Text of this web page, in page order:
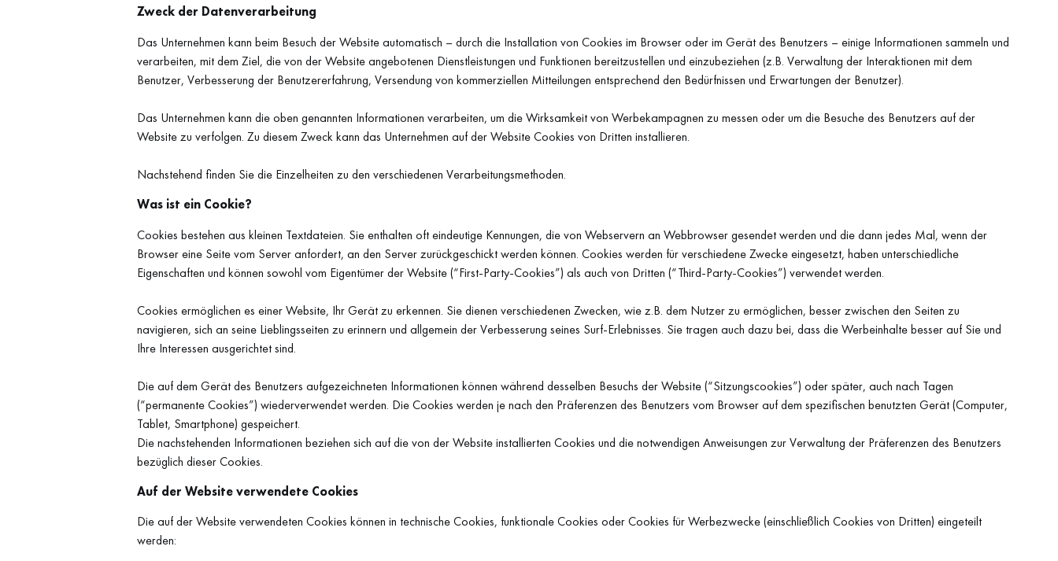
Zweck der Datenverarbeitung
Das Unternehmen kann beim Besuch der Website automatisch – durch die Installation von Cookies im Browser oder im Gerät des Benutzers – einige Informationen sammeln und
verarbeiten, mit dem Ziel, die von der Website angebotenen Dienstleistungen und Funktionen bereitzustellen und einzubeziehen (z.B. Verwaltung der Interaktionen mit dem
Benutzer, Verbesserung der Benutzererfahrung, Versendung von kommerziellen Mitteilungen entsprechend den Bedürfnissen und Erwartungen der Benutzer).
Das Unternehmen kann die oben genannten Informationen verarbeiten, um die Wirksamkeit von Werbekampagnen zu messen oder um die Besuche des Benutzers auf der
Website zu verfolgen. Zu diesem Zweck kann das Unternehmen auf der Website Cookies von Dritten installieren.
Nachstehend finden Sie die Einzelheiten zu den verschiedenen Verarbeitungsmethoden.
Was ist ein Cookie?
Cookies bestehen aus kleinen Textdateien. Sie enthalten oft eindeutige Kennungen, die von Webservern an Webbrowser gesendet werden und die dann jedes Mal, wenn der
Browser eine Seite vom Server anfordert, an den Server zurückgeschickt werden können. Cookies werden für verschiedene Zwecke eingesetzt, haben unterschiedliche
Eigenschaften und können sowohl vom Eigentümer der Website (“First-Party-Cookies”) als auch von Dritten (“Third-Party-Cookies”) verwendet werden.
Cookies ermöglichen es einer Website, Ihr Gerät zu erkennen. Sie dienen verschiedenen Zwecken, wie z.B. dem Nutzer zu ermöglichen, besser zwischen den Seiten zu
navigieren, sich an seine Lieblingsseiten zu erinnern und allgemein der Verbesserung seines Surf-Erlebnisses. Sie tragen auch dazu bei, dass die Werbeinhalte besser auf Sie und
Ihre Interessen ausgerichtet sind.
Die auf dem Gerät des Benutzers aufgezeichneten Informationen können während desselben Besuchs der Website (“Sitzungscookies”) oder später, auch nach Tagen
(“permanente Cookies”) wiederverwendet werden. Die Cookies werden je nach den Präferenzen des Benutzers vom Browser auf dem spezifischen benutzten Gerät (Computer,
Tablet, Smartphone) gespeichert.
Die nachstehenden Informationen beziehen sich auf die von der Website installierten Cookies und die notwendigen Anweisungen zur Verwaltung der Präferenzen des Benutzers
bezüglich dieser Cookies.
Auf der Website verwendete Cookies
Die auf der Website verwendeten Cookies können in technische Cookies, funktionale Cookies oder Cookies für Werbezwecke (einschließlich Cookies von Dritten) eingeteilt
werden: